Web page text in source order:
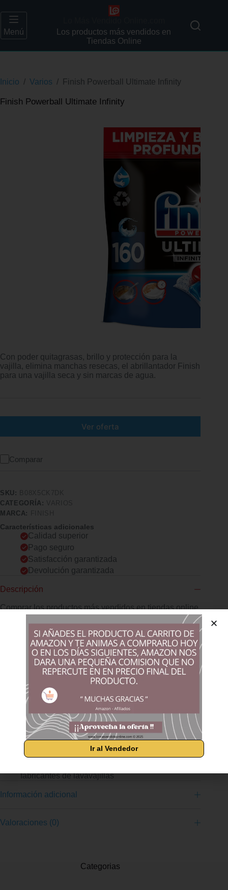
Menú
Los productos más vendidos en
Tiendas Online
Inicio / Varios / Finish Powerball Ultimate Infinity
Finish Powerball Ultimate Infinity
Con poder quitagrasas, brillo y protección para la
vajilla, elimina manchas resecas, el abrillantador Finish
para una vajilla seca y sin marcas de agua.
Ver oferta
Comparar
SKU:
CATEGORÍA:
MARCA:
Características adicionales
Calidad superior
Pago seguro
Satisfacción garantizada
Devolución garantizada
Descripción
Comprar los productos más vendidos en tiendas online
PASTILLAS PARA EL LAVAVAJILLAS con poder
quitagrasas, brillo y protección para la vajilla
LIMPIEZA Y BRILLO profundos, las cápsulas para
lavavajillas Ultimate Infinity Shine elimina manchas
resecas
PROTEGE TU VAJILLA: el escudo protector protege
vasos, cubiertos y la decoración de la vajilla lavado tras
lavado
AHORRA AGUA gracias a su poder de limpieza no
necesitas prelavar los platos antes de meterlos en el
lavaplatos
MEJORA TU EXPERIENCIA DE LAVADO con el
abrillantador Finish para una vajilla seca y sin marcas de
agua; para un lavavajillas limpio e higiénico y sin malos
olores utiliza Finish Limpiamáquinas
fabricantes de lavavajillas
Información adicional
Valoraciones (0)
Categorias
Ir al Vendedor